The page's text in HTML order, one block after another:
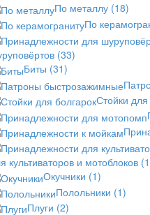
По металлу (18)
По
(33)
Биты (31)
Стойки для
культиваторов и мотоблоков
Окучники (1)
Полольники (1)
Плуги (2)